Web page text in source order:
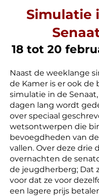
Simulatie
18 tot 20
Naast de weeklange
de Kamer is er ook de
simulatie in de
dagen lang wordt
over speciaal
wetsontwerpen die
bevoegdheden van
vallen. Over deze drie
overnachten de
de jeugdherberg; Dat
voor dat ze voor
een lagere prijs